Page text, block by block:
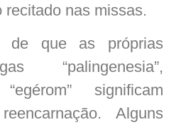
recitado nas missas.
de que as próprias
“palingenesia”,
significam
Alguns